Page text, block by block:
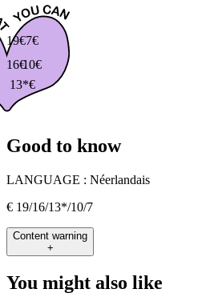
19€
16€
13*€
10€
7€
Good to know
LANGUAGE : Néerlandais
€ 19/16/13*/10/7
Content warning
+
You might also like